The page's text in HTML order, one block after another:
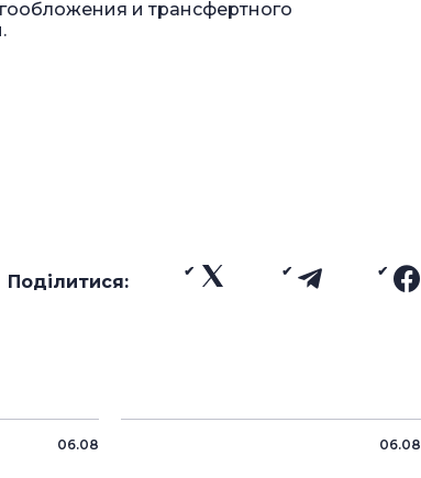
и трансфертного
Поділитися:
06.08 06.08